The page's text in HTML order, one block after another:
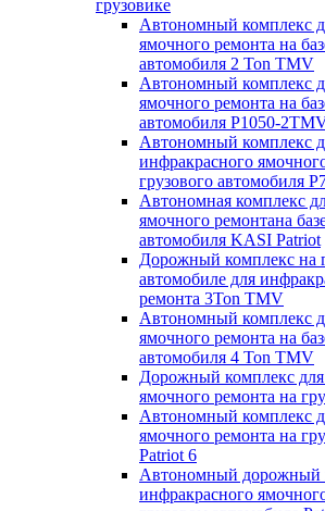
грузовике
Автономный комплекс
ямочного ремонта на
автомобиля 2 Ton TMV
Автономный комплекс
ямочного ремонта на
автомобиля P1050-
Автономный комплекс
инфракрасного
грузового автомобиля
Автономная комплекс
ямочного ремонтана
автомобиля KASI Patriot
Дорожный комплекс на
автомобиле для
ремонта 3Ton TMV
Автономный комплекс
ямочного ремонта на
автомобиля 4 Ton TMV
Дорожный комплекс
ямочного ремонта на
Автономный комплекс
ямочного ремонта на
Patriot 6
Автономный дорожный
инфракрасного